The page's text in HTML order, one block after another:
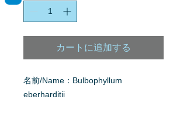
カートに追加する
名前/Name：Bulbophyllum
eberharditii